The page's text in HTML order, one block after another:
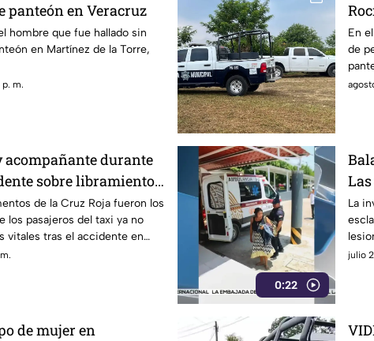
panteón en Veracruz
hombre que fue hallado sin
en Martínez de la Torre,
m.
En
de
acompañante durante
sobre libramiento
de la Cruz Roja fueron los
los pasajeros del taxi ya no
vitales tras el accidente en
0:22
La
julio
de mujer en